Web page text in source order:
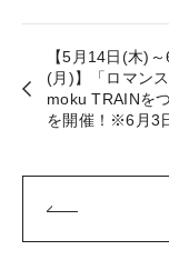
【5月14日(木)
(月)】「ロマン
moku TRAINを
を開催！※6月3